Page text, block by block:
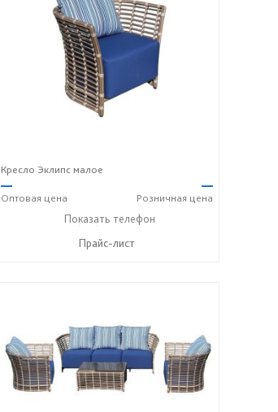
Кресло Эклипс малое
—
Оптовая цена
—
Розничная цена
+7 (917) 600-15-16
Показать телефон
Прайс-лист